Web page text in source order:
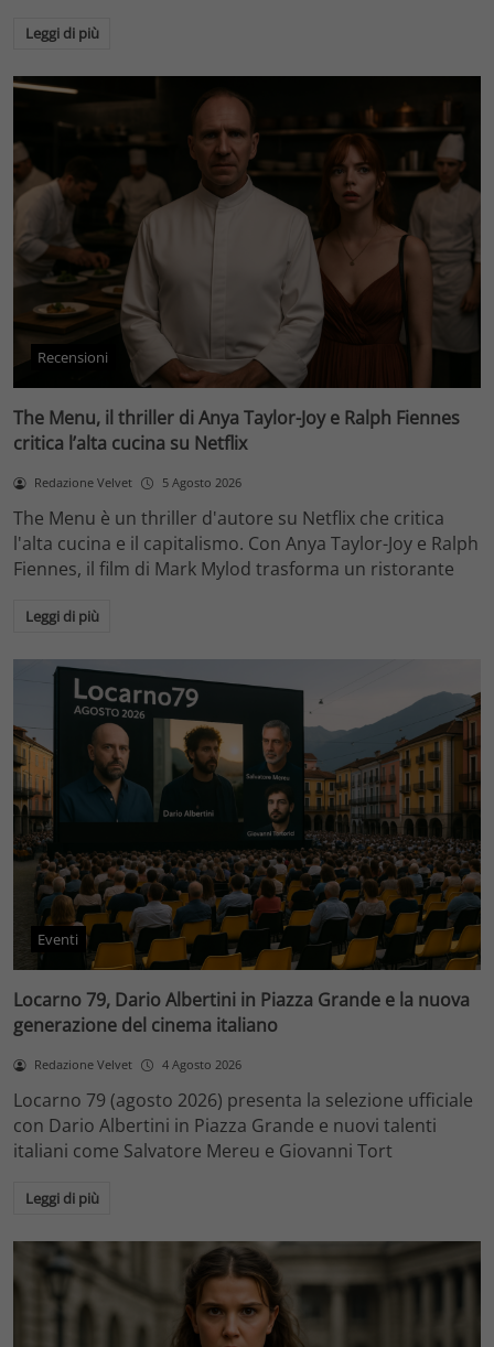
Leggi di più
Recensioni
The Menu, il thriller di Anya Taylor-Joy e Ralph Fiennes
critica l’alta cucina su Netflix
Redazione Velvet 5 Agosto 2026
The Menu è un thriller d'autore su Netflix che critica
l'alta cucina e il capitalismo. Con Anya Taylor-Joy e Ralph
Fiennes, il film di Mark Mylod trasforma un ristorante
Leggi di più
Eventi
Locarno 79, Dario Albertini in Piazza Grande e la nuova
generazione del cinema italiano
Redazione Velvet 4 Agosto 2026
Locarno 79 (agosto 2026) presenta la selezione ufficiale
con Dario Albertini in Piazza Grande e nuovi talenti
italiani come Salvatore Mereu e Giovanni Tort
Leggi di più